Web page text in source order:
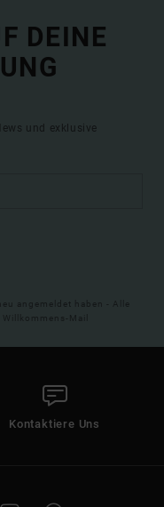
DEINE
und exklusive
angemeldet haben - Alle
Mail
Kontaktiere Uns